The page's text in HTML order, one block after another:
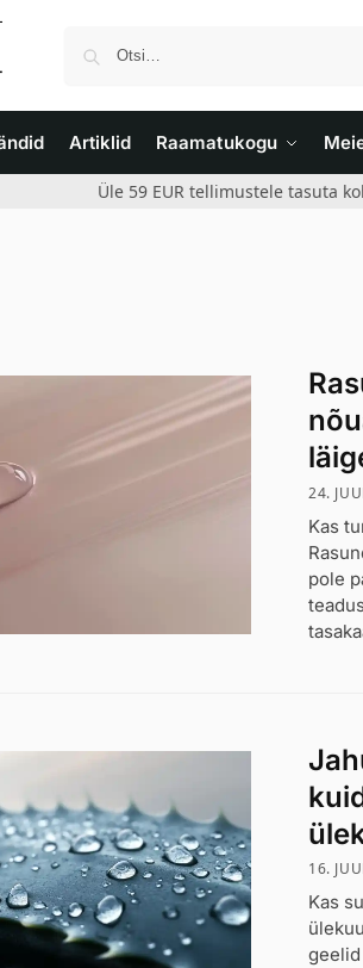
Artiklid Raamatukogu
Üle 59 EUR tellimustele tasuta
24.
Kas
pole
16.
Kas